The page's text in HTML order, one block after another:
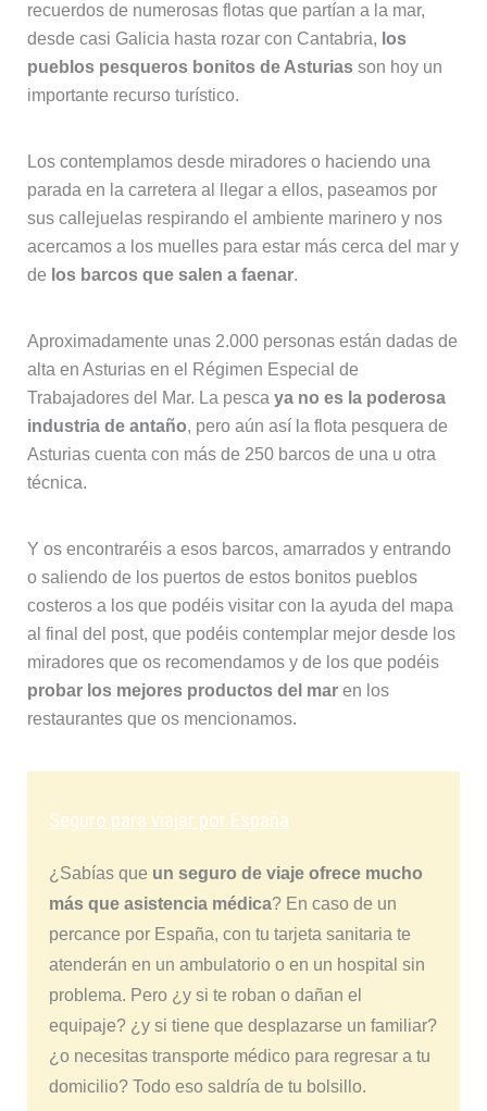
recuerdos de numerosas flotas que partían a la mar,
desde casi Galicia hasta rozar con Cantabria, los
pueblos pesqueros bonitos de Asturiasson hoy un
importante recurso turístico.
Los contemplamos desde miradores o haciendo una
parada en la carretera al llegar a ellos, paseamos por
sus callejuelas respirando el ambiente marinero y nos
acercamos a los muelles para estar más cerca del mar y
de los barcos que salen a faenar.
Aproximadamente unas 2.000 personas están dadas de
alta en Asturias en el Régimen Especial de
Trabajadores del Mar. La pesca ya no es la poderosa
industria de antaño, pero aún así la flota pesquera de
Asturias cuenta con más de 250 barcos de una u otra
técnica.
Y os encontraréis a esos barcos, amarrados y entrando
o saliendo de los puertos de estos bonitos pueblos
costeros a los que podéis visitar con la ayuda del mapa
al final del post, que podéis contemplar mejor desde los
miradores que os recomendamos y de los que podéis
probar los mejores productos del maren los
restaurantes que os mencionamos.
Seguro para viajar por España
¿Sabías que un seguro de viaje ofrece mucho
más que asistencia médica? En caso de un
percance por España, con tu tarjeta sanitaria te
atenderán en un ambulatorio o en un hospital sin
problema. Pero ¿y si te roban o dañan el
equipaje? ¿y si tiene que desplazarse un familiar?
¿o necesitas transporte médico para regresar a tu
domicilio? Todo eso saldría de tu bolsillo.